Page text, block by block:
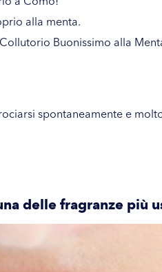
alla menta.
Collutorio Buonissimo alla
spontaneamente e
delle fragranze più